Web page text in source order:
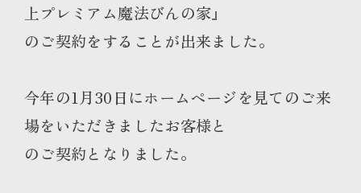
上プレミアム魔法びんの家』
のご契約をすることが出来ました。
今年の1月30日にホームページを見てのご来
場をいただきましたお客様と
のご契約となりました。